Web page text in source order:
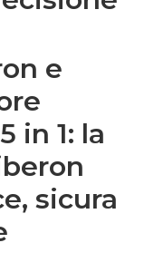
e
in 1: la
sicura